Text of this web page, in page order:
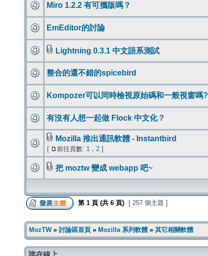
Miro 1.2.2 有可攜版嗎？
EmEditor的討論
Lightning 0.3.1 中文語系測試
整合的還不錯的spicebird
Kompozer可以同時檢視原始碼和一般視窗嗎?
有沒有人想一起做 Flock 中文化？
Mozilla 推出通訊軟體 - Instantbird
[ 前往頁數: 1 ， 2 ]
把 moztw 變成 webapp 吧~
第 1 頁 (共 6 頁) [ 257 個主題 ]
MozTW» 討論區首頁 » Mozilla 系列軟體 » 其它相關軟體